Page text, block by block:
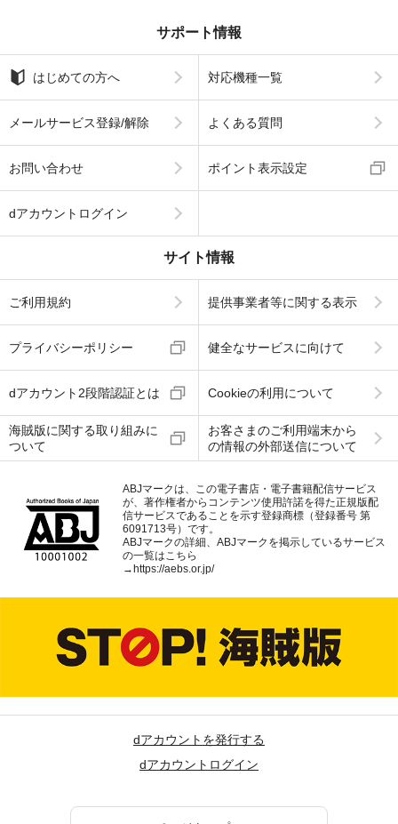
サポート情報
はじめての方へ 対応機種一覧
メールサービス登録/解除 よくある質問
お問い合わせ ポイント表示設定
dアカウントログイン
サイト情報
ご利用規約 提供事業者等に関する表示
プライバシーポリシー 健全なサービスに向けて
dアカウント2段階認証とは Cookieの利用について
海賊版に関する取り組みに
ついて
お客さまのご利用端末から
の情報の外部送信について
ABJマークは、この電子書店・電子書籍配信サービス
が、著作権者からコンテンツ使用許諾を得た正規版配
信サービスであることを示す登録商標（登録番号 第
6091713号）です。
ABJマークの詳細、ABJマークを掲示しているサービス
の一覧はこちら
→ https://aebs.or.jp/
dアカウントを発行する
dアカウントログイン